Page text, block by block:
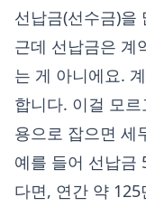
선납금(선수금)을
근데 선납금은 계
는 게 아니에요.
합니다. 이걸 모
용으로 잡으면 세
예를 들어 선납금
다면, 연간 약